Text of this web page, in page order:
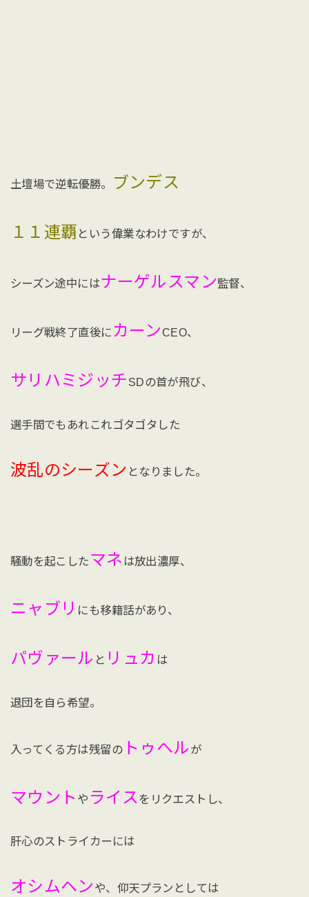
土壇場で逆転優勝。 ブンデス
１１連覇 という偉業なわけですが、
シーズン途中にはナーゲルスマン監督、
リーグ戦終了直後に カーンCEO、
サリハミジッチ SDの首が飛び、
選手間でもあれこれゴタゴタした
波乱のシーズン となりました。
騒動を起こした マネ は放出濃厚、
ニャブリ にも移籍話があり、
パヴァール と リュカ は
退団を自ら希望。
入ってくる方は残留のトゥヘル が
マウント や ライスをリクエストし、
肝心のストライカーには
オシムヘン や、仰天プランとしては